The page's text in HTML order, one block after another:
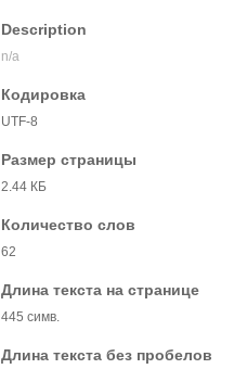
Description
n/a
Кодировка
UTF-8
Размер страницы
2.44 КБ
Количество слов
62
Длина текста на странице
445 симв.
Длина текста без пробелов